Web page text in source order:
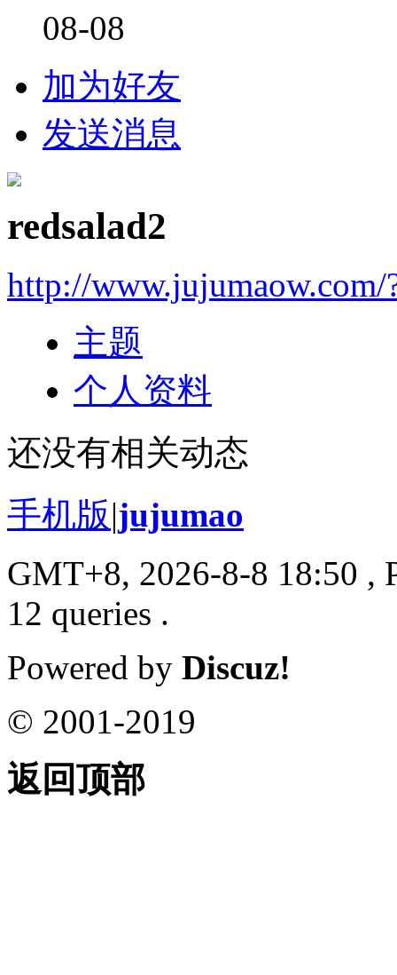
08-08
加为好友
发送消息
redsalad2
http://www.jujumaow.com/
主题
个人资料
还没有相关动态
手机版|jujumao
GMT+8, 2026-8-8 18:50 ,
12 queries .
Powered by Discuz!
© 2001-2019
返回顶部